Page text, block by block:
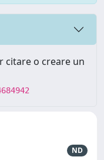
citare o creare un
ND